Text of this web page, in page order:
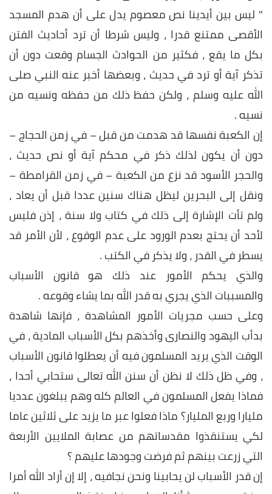
" ليس بين أيدينا نص معصوم يدل على أن هدم المسجد
الأقصى ممتنع قدرا ، وليس شرطا أن ترد أحاديث الفتن
بكل ما يقع ، فكثير من الحوادث الجسام وقعت دون أن
تذكر آية أو ترد في حديث ، وبعضها أخبر عنه النبي صلى
الله عليه وسلم ، ولكن حفظ ذلك من حفظه ونسيه من
نسيه .
إن الكعبة نفسها قد هدمت من قبل – في زمن الحجاج –
دون أن يكون لذلك ذكر في محكم آية أو نص حديث ،
والحجر الأسود قد نزع من الكعبة – في زمن القرامطة –
ونقل إلى البحرين ليظل هناك سنين عددا قبل أن يعاد ،
ولم تأت الإشارة إلى ذلك في كتاب ولا سنة ، إذن فليس
لأحد أن يحتج بعدم الورود على عدم الوقوع ، لأن الأمر قد
يسطر في القدر ، ولا يذكر في الكتب .
والذي يحكم الأمور عند ذلك هو قانون الأسباب
والمسببات الذي يجري به قدر الله بما يشاء وقوعه .
وعلى حسب مجريات الأمور المشاهدة ، فإنها شاهدة
بدأب اليهود والنصارى وأخذهم بكل الأسباب المادية ، في
الوقت الذي يريد المسلمون فيه أن يعطلوا قانون الأسباب
، وفي ظل ذلك لا نظن أن سنن الله تعالى ستحابي أحدا ،
فماذا يفعل المسلمون في العالم كله وهم يبلغون عدديا
مليارا وربع المليار؟ ماذا فعلوا عبر ما يزيد على ثلاثين عاما
لكي يستنقذوا مقدساتهم من عصابة الملايين الأربعة
التي زرعت بينهم ثم فرضت وجودها عليهم ؟
إن قدر الأسباب لن يحابينا ونحن نجافيه ، إلا إن أراد الله أمرا